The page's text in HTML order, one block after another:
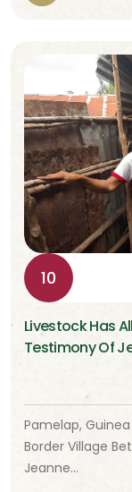
10
Livestock Has
Testimony Of
Pamelap,
Border Village
Jeanne…